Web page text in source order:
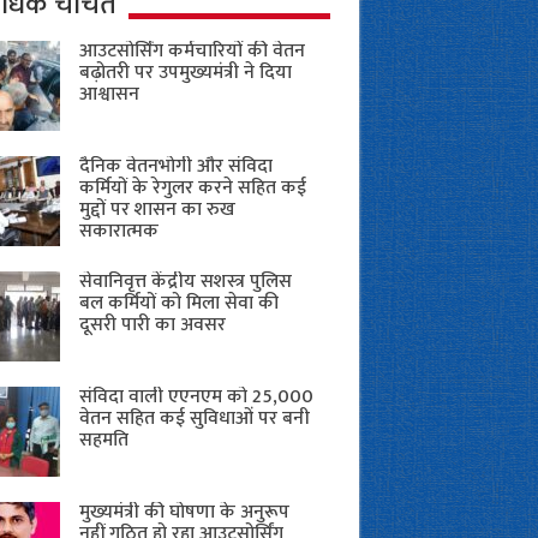
आउटसोर्सिंग कर्मचारियों की वेतन
बढ़ोतरी पर उपमुख्यमंत्री ने दिया
आश्वासन
दैनिक वेतनभोगी और संविदा
कर्मियों के रेगुलर करने सहित कई
मुद्दों पर शासन का रुख
सकारात्मक
सेवानिवृत्त केंद्रीय सशस्त्र पुलिस
बल ​कर्मियों को मिला सेवा की
दूसरी पारी का अवसर
संविदा वाली एएनएम को 25,000
वेतन सहित कई सुविधाओं पर बनी
सहमति
मुख्यमंत्री की घोषणा के अनुरूप